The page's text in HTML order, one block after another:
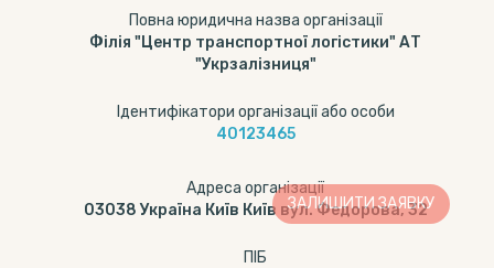
ЗАЛИШИТИ ЗАЯВКУ
Повна юридична назва організації
Філія "Центр транспортної логістики" АТ
"Укрзалізниця"
Ідентифікатори організації або особи
40123465
Адреса організації
03038 Україна Київ Київ вул. Федорова, 32
ПІБ